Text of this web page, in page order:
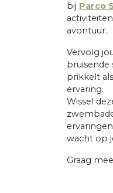
bij Parco
avontuur.
Vervolg
bruisende
prikkelt
ervaring.
Wissel
wacht op
Graag